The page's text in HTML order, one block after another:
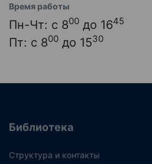
Время работы
Пн-Чт: с 800 до 1645
Пт: с 800 до 1530
Библиотека
Структура и контакты